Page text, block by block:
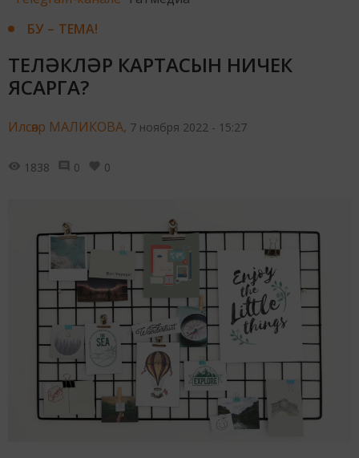
БУ – ТЕМА!
ТЕЛӘКЛӘР КАРТАСЫН НИЧЕК
ЯСАРГА?
Илсөяр МАЛИКОВА, 7 ноября 2022 - 15:27
1838 0 0